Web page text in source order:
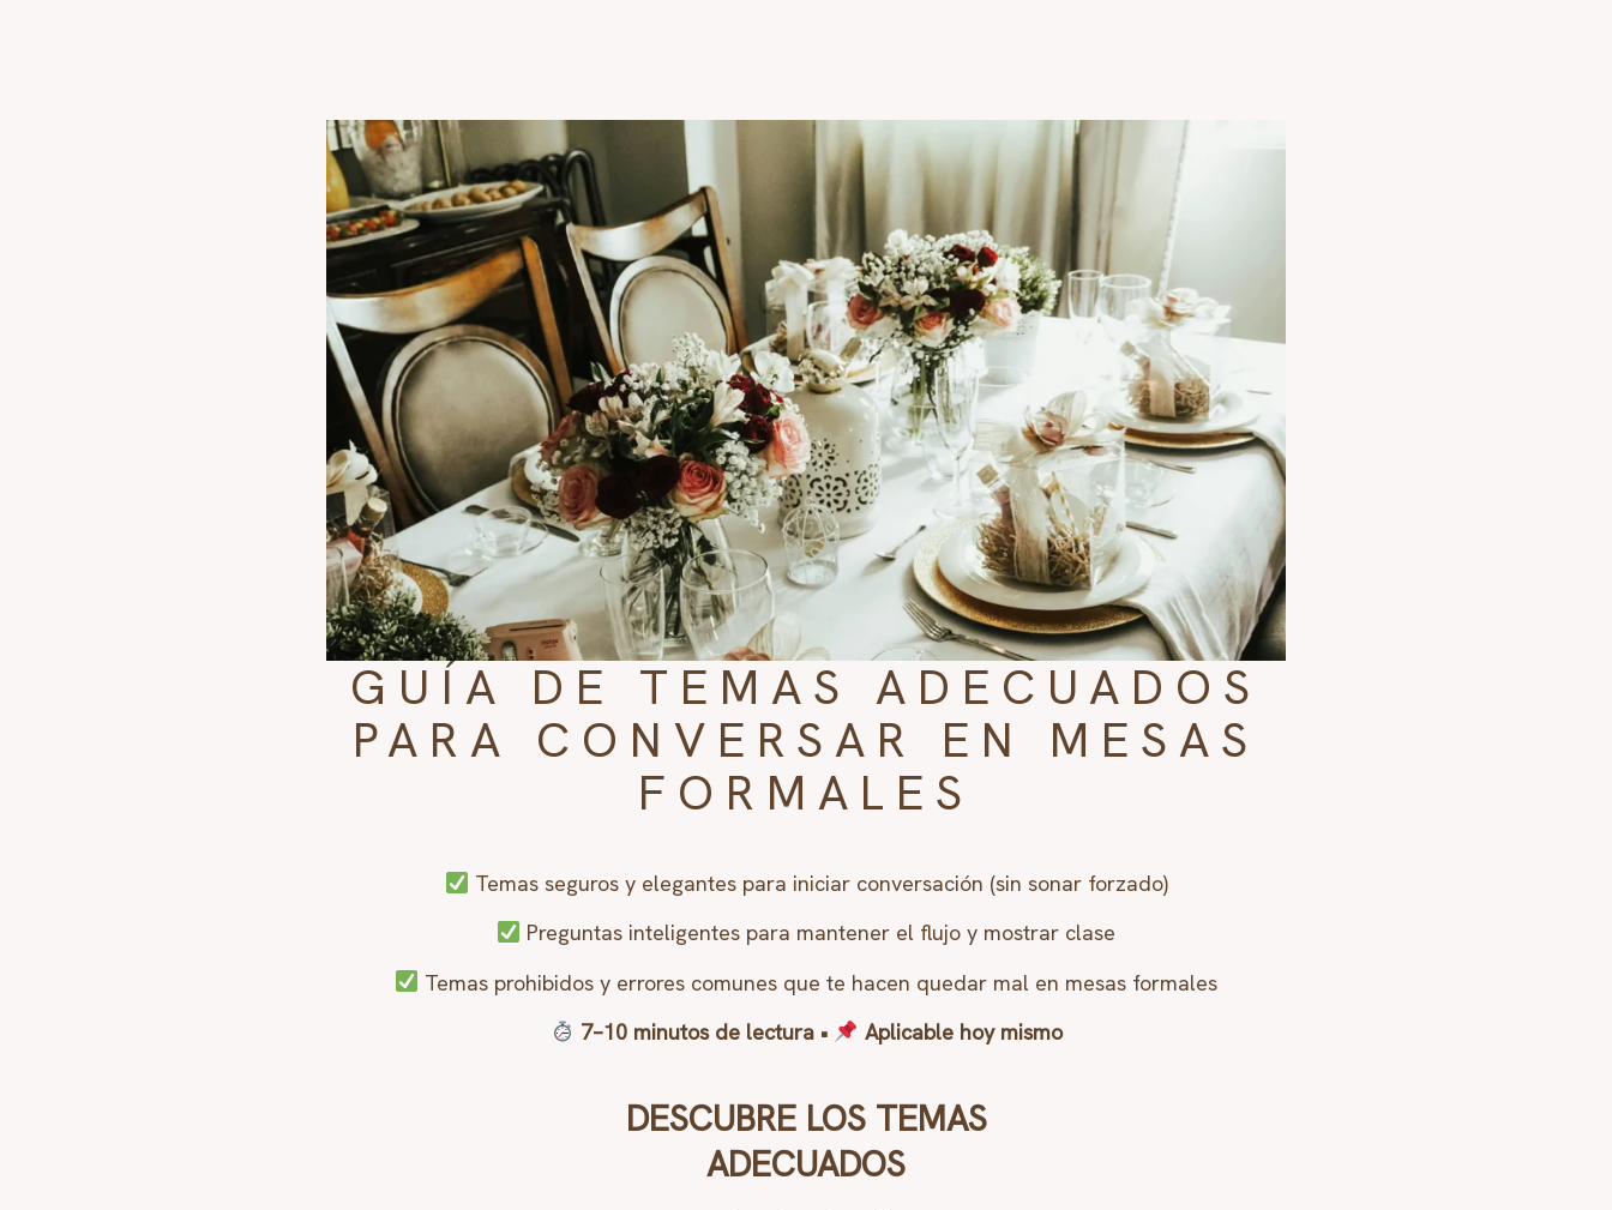
GUÍA DE TEMAS ADECUADOS
PARA CONVERSAR EN MESAS
FORMALES
Temas seguros y elegantes para iniciar conversación (sin sonar forzado)
Preguntas inteligentes para mantener el flujo y mostrar clase
Temas prohibidos y errores comunes que te hacen quedar mal en mesas formales
7–10 minutos de lectura •
Aplicable hoy mismo
DESCUBRE LOS TEMAS
ADECUADOS